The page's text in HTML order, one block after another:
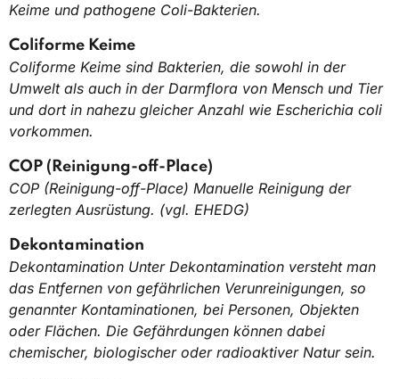
Keime und pathogene Coli-Bakterien.
Coliforme Keime
Coliforme Keime sind Bakterien, die sowohl in der
Umwelt als auch in der Darmflora von Mensch und Tier
und dort in nahezu gleicher Anzahl wie Escherichia coli
vorkommen.
COP (Reinigung-off-Place)
COP (Reinigung-off-Place) Manuelle Reinigung der
zerlegten Ausrüstung. (vgl. EHEDG)
Dekontamination
Dekontamination Unter Dekontamination versteht man
das Entfernen von gefährlichen Verunreinigungen, so
genannter Kontaminationen, bei Personen, Objekten
oder Flächen. Die Gefährdungen können dabei
chemischer, biologischer oder radioaktiver Natur sein.